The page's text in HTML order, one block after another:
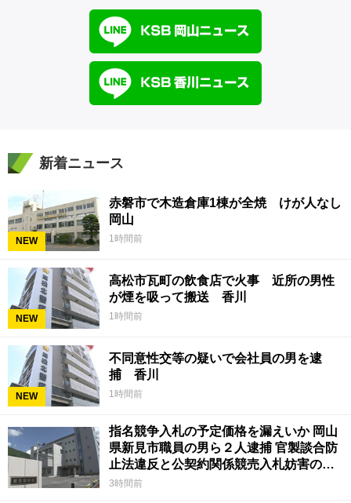
新着ニュース
NEW
赤磐市で木造倉庫1棟が全焼 けが人なし
岡山
1時間前
NEW
高松市瓦町の飲食店で火事 近所の男性
が煙を吸って搬送 香川
1時間前
NEW
不同意性交等の疑いで会社員の男を逮
捕 香川
1時間前
指名競争入札の予定価格を漏えいか 岡山
県新見市職員の男ら２人逮捕 官製談合防
止法違反と公契約関係競売入札妨害の疑
い
3時間前